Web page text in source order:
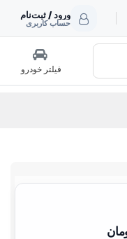
ورود / ثبت‌نام
حساب کاربری
فیلتر خودرو